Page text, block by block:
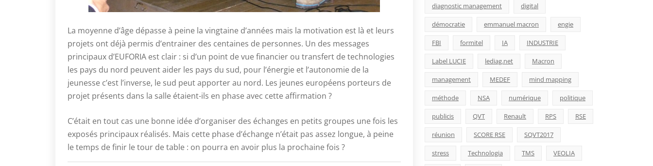
La moyenne d’âge dépasse à peine la vingtaine d’années mais la motivation est là et leurs
projets ont déjà permis d’entrainer des centaines de personnes. Un des messages
principaux d’EUFORIA est clair : si d’un point de vue financier ou transfert de technologies
les pays du nord peuvent aider les pays du sud, pour l’énergie et l’autonomie de la
jeunesse c’est l’inverse, le sud peut apporter au nord. Les jeunes européens porteurs de
projet présents dans la salle étaient-ils en phase avec cette affirmation ?
C’était en tout cas une bonne idée d’organiser des échanges en petits groupes une fois les
exposés principaux réalisés. Mais cette phase d’échange n’était pas assez longue, à peine
le temps de finir le tour de table : on pourra en avoir plus la prochaine fois ?
diagnostic management digital
démocratie emmanuel macron engie
FBI formitel IA INDUSTRIE
Label LUCIE lediag.net Macron
management MEDEF mind mapping
méthode NSA numérique politique
publicis QVT Renault RPS RSE
réunion SCORE RSE SQVT2017
stress Technologia TMS VEOLIA